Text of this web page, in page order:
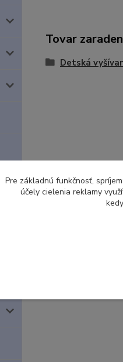
Tovar
Detská
Pre základnú funkčnosť,
účely cielenia reklamy